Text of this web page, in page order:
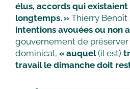
élus, accords qui
longtemps. » Thierry Benoît
intentions avouées ou non
gouvernement de préserver
dominical, « auquel(il est)
travail le dimanche doit